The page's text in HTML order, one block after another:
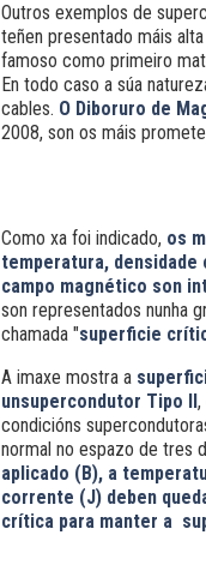
Outros exemplos de
teñen presentado máis
famoso como primeiro
En todo caso a súa
cables. O Diboruro de
2008, son os máis
Como xa foi indicado, os
temperatura,
campo magnético son
son representados nunha
chamada "superficie
A imaxe mostra a
unsupercondutor Tipo II,
condicións
normal no espazo de tres
aplicado (B), a
corrente (J) deben
crítica para manter a